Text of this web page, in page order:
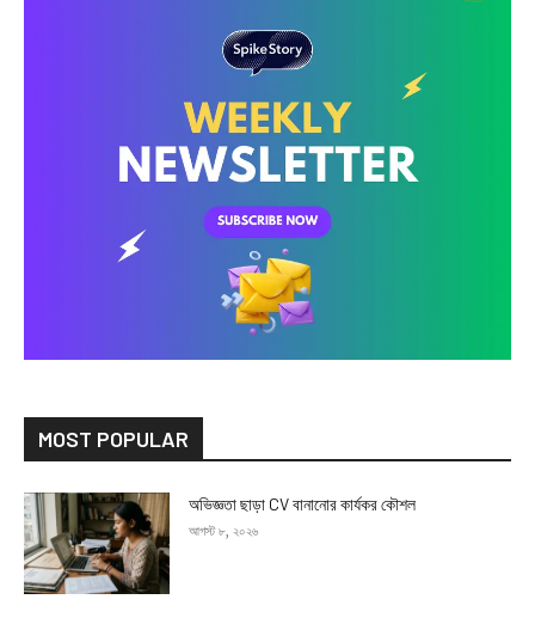
MOST POPULAR
অভিজ্ঞতা ছাড়া CV বানানোর কার্যকর কৌশল
আগস্ট ৮, ২০২৬